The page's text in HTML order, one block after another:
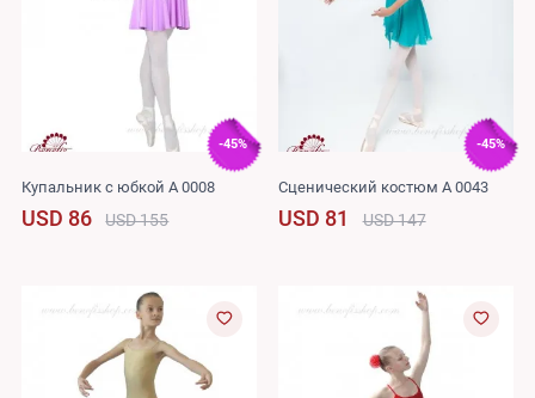
-45%
Купальник с юбкой A 0008
USD 86 USD 155
-45%
Сценический костюм A 0043
USD 81 USD 147